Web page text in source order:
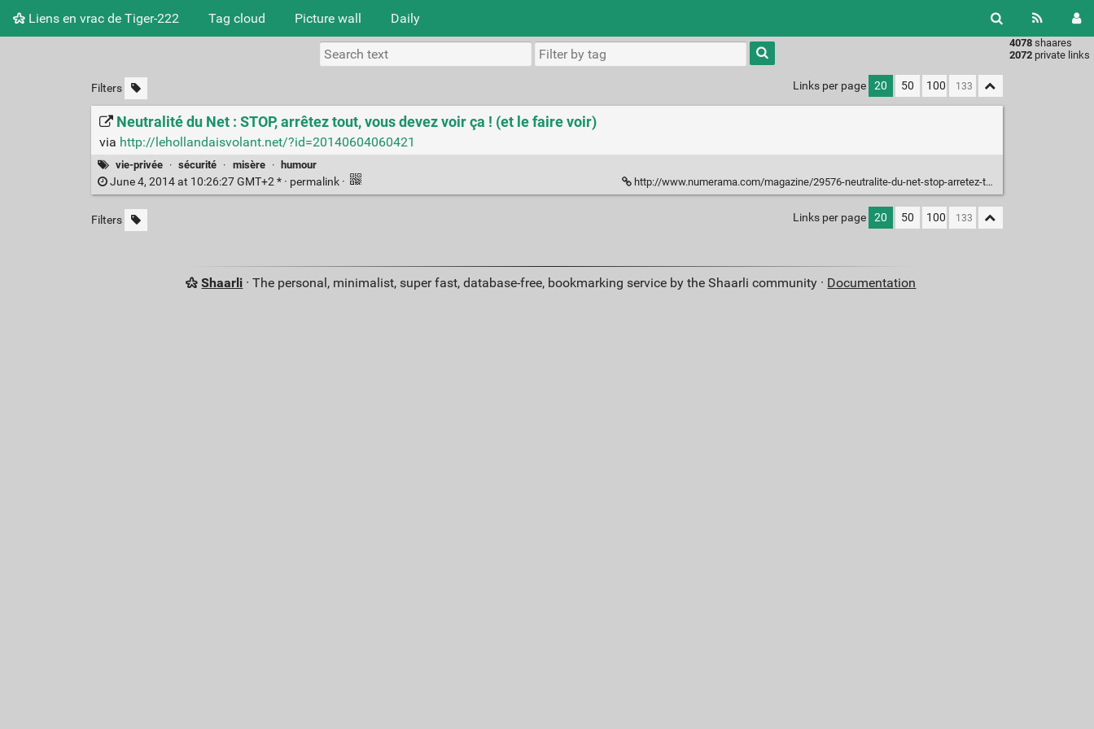
Liens en vrac de Tiger-222 Tag cloud Picture wall Daily
4078 shaares
2072 private links
Type 1 or
more
characters
results.
Filters Links per page 20 50 100
Neutralité du Net : STOP, arrêtez tout, vous devez voir ça ! (et le faire voir)
via http://lehollandaisvolant.net/?id=20140604060421
vie-privée · sécurité · misère · humour
June 4, 2014 at 10:26:27 GMT+2 * · permalink · http://www.numerama.com/magazine/29576-neutralite-du-net-stop-arretez-tout-vous-devez-voir-ca-et-le-faire-voir.html
Filters Links per page 20 50 100
Shaarli · The personal, minimalist, super fast, database-free, bookmarking service by the Shaarli community · Documentation